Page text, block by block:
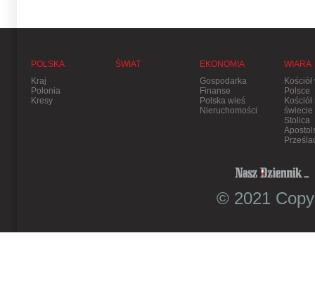
POLSKA
Kraj
Polonia
Kresy
ŚWIAT
EKONOMIA
Gospodarka
Finanse
Polska wieś
Nieruchomości
WIARA
Kościół
Polsce
Kościół
świecie
Stolica
© 2021